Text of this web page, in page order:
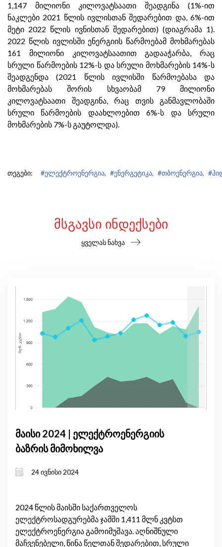
1,147 მილიონი კილოვატსაათი შეადგინა (1%-ით
ნაკლები 2021 წლის ივლისთან შედარებით და, 6%-ით
მეტი 2022 წლის ივნისთან შედარებით) (დიაგრამა 1).
2022 წლის ივლისში ენერგიის წარმოებამ მოხმარებას
161 მილიონი კილოვატსაათით გადააჭარბა, რაც
სრული წარმოების 12%-ს და სრული მოხმარების 14%-ს
შეადგენდა (2021 წლის ივლისში წარმოებასა და
მოხმარებას შორის სხვაობამ 79 მილიონი
კილოვატსაათი შეადგინა, რაც თვის განმავლობაში
სრული წარმოების დაახლოებით 6%-ს და სრული
მოხმარების 7%-ს გაუტოლდა).
თეგები: #ელექტროენერგია, #ენერგეტიკა, #თბოენერგია,
ᲛᲡᲒᲐᲕᲡᲘ ᲘᲜᲓᲔᲥᲡᲔᲑᲘ
ყველას ნახვა
მაისი 2024 | ელექტროენერგიის
ბაზრის მიმოხილვა
24 ივნისი 2024
2024 წლის მაისში საქართველოს
ელექტროსადგურებმა ჯამში 1,411 მლნ კვტსთ
ელექტროენერგია გამოიმუშავა. აღნიშნული
მაჩვენებელი, წინა წელთან შედარებით, სრული